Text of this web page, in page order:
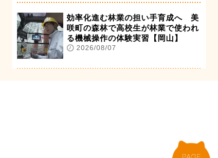
効率化進む林業の担い手育成へ 美
咲町の森林で高校生が林業で使われ
る機械操作の体験実習【岡山】
2026/08/07